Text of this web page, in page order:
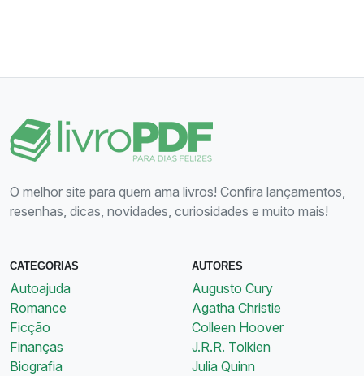
O melhor site para quem ama livros! Confira lançamentos,
resenhas, dicas, novidades, curiosidades e muito mais!
CATEGORIAS
Autoajuda
Romance
Ficção
Finanças
Biografia
AUTORES
Augusto Cury
Agatha Christie
Colleen Hoover
J.R.R. Tolkien
Julia Quinn